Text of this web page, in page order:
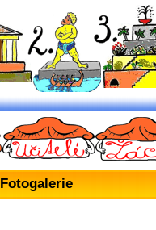
Fotogalerie